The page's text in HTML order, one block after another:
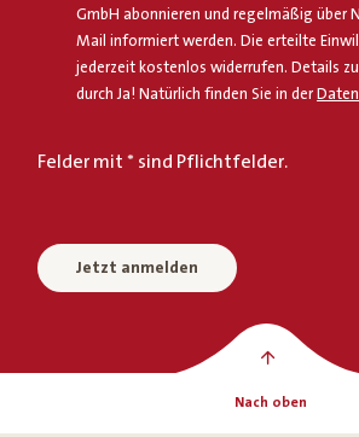
GmbH abonnieren und regelmäßig über
Mail informiert werden. Die erteilte
jederzeit kostenlos widerrufen. Details
durch Ja! Natürlich finden Sie in der
Felder mit * sind Pflichtfelder.
Jetzt anmelden
Nach oben